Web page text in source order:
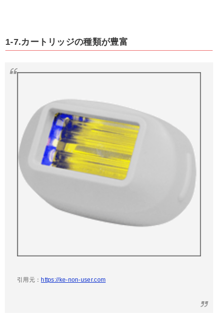
1-7.カートリッジの種類が豊富
引用元： https://ke-non-user.com